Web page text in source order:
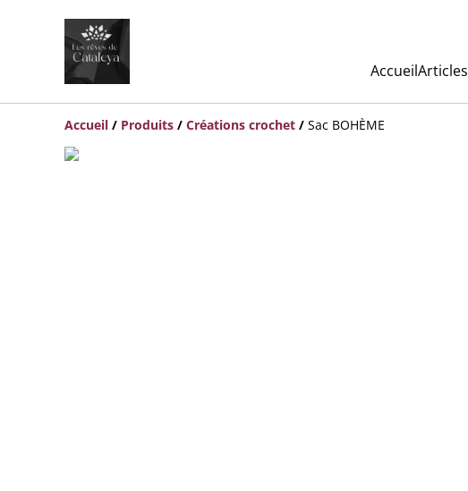
AccueilArticles
Accueil / Produits / Créations crochet / Sac BOHÈME